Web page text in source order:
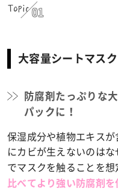
Topic 01
大容量シートマス
防腐剤たっぷりな
パックに！
保湿成分や植物エキス
にカビが生えないのは
でマスクを触ることを想
比べてより強い防腐剤